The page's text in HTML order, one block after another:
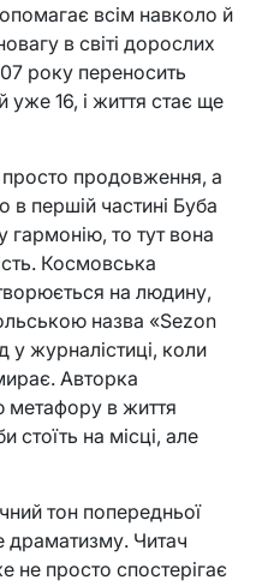
всім навколо й
в світі дорослих
року переносить
уже 16, і життя стає ще
продовження, а
першій частині Буба
гармонію, то тут вона
Космовська
на людину,
назва «Sezon
журналістиці, коли
Авторка
метафору в життя
стоїть на місці, але
тон попередньої
драматизму. Читач
не просто спостерігає